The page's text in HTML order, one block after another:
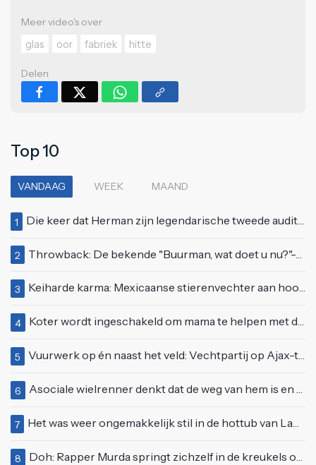
Meer video's over
glas
oor fabriek hitte
Delen
Top 10
VANDAAG WEEK MAAND
1 Die keer dat Herman zijn legendarische tweede auditie bij Idols deed
2 Throwback: De bekende "Buurman, wat doet u nu?"-scène uit Flodder met Tatjana Šimić
3 Keiharde karma: Mexicaanse stierenvechter aan hoorn gespietst voor ogen van duizenden toeschouwers
4 Koter wordt ingeschakeld om mama te helpen met de perfecte vakantiefoto te maken
5 Vuurwerk op én naast het veld: Vechtpartij op Ajax-tribune tussen supporters en stewards
6 Asociale wielrenner denkt dat de weg van hem is en blokkeert passerende automobilist
7 Het was weer ongemakkelijk stil in de hottub van Lang Leve de Liefde
8 Doh: Rapper Murda springt zichzelf in de kreukels op het Moonstar Festival